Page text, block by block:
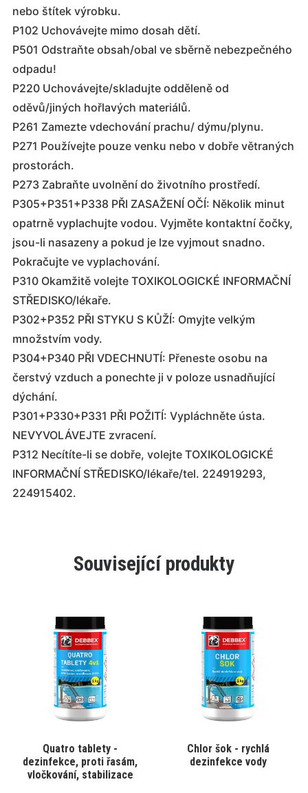
nebo štítek výrobku.
P102 Uchovávejte mimo dosah dětí.
P501 Odstraňte obsah/obal ve sběrně nebezpečného
odpadu!
P220 Uchovávejte/skladujte odděleně od
oděvů/jiných hořlavých materiálů.
P261 Zamezte vdechování prachu/ dýmu/plynu.
P271 Používejte pouze venku nebo v dobře větraných
prostorách.
P273 Zabraňte uvolnění do životního prostředí.
P305+P351+P338 PŘI ZASAŽENÍ OČÍ: Několik minut
opatrně vyplachujte vodou. Vyjměte kontaktní čočky,
jsou-li nasazeny a pokud je lze vyjmout snadno.
Pokračujte ve vyplachování.
P310 Okamžitě volejte TOXIKOLOGICKÉ INFORMAČNÍ
STŘEDISKO/lékaře.
P302+P352 PŘI STYKU S KŮŽÍ: Omyjte velkým
množstvím vody.
P304+P340 PŘI VDECHNUTÍ: Přeneste osobu na
čerstvý vzduch a ponechte ji v poloze usnadňující
dýchání.
P301+P330+P331 PŘI POŽITÍ: Vypláchněte ústa.
NEVYVOLÁVEJTE zvracení.
P312 Necítíte-li se dobře, volejte TOXIKOLOGICKÉ
INFORMAČNÍ STŘEDISKO/lékaře/tel. 224919293,
224915402.
Související produkty
VYBRAT VARIANTU
produkt
má
více
Quatro tablety -
dezinfekce, proti řasám,
vločkování, stabilizace
VYBRAT VARIANTU
Tento
produktChlor šok - rychlá
dezinfekce vody